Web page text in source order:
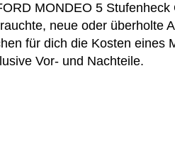
MONDEO 5
neue oder überholte
für dich die Kosten eines
Vor- und Nachteile.